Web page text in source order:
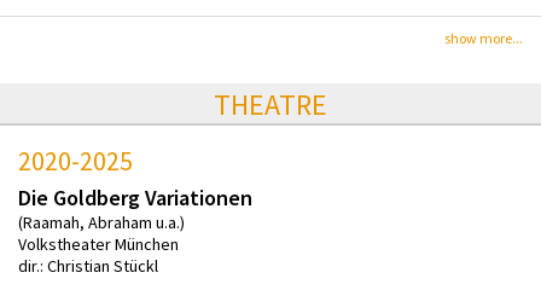
show more...
THEATRE
2020-2025
Die Goldberg Variationen
(Raamah, Abraham u.a.)
Volkstheater München
dir.: Christian Stückl